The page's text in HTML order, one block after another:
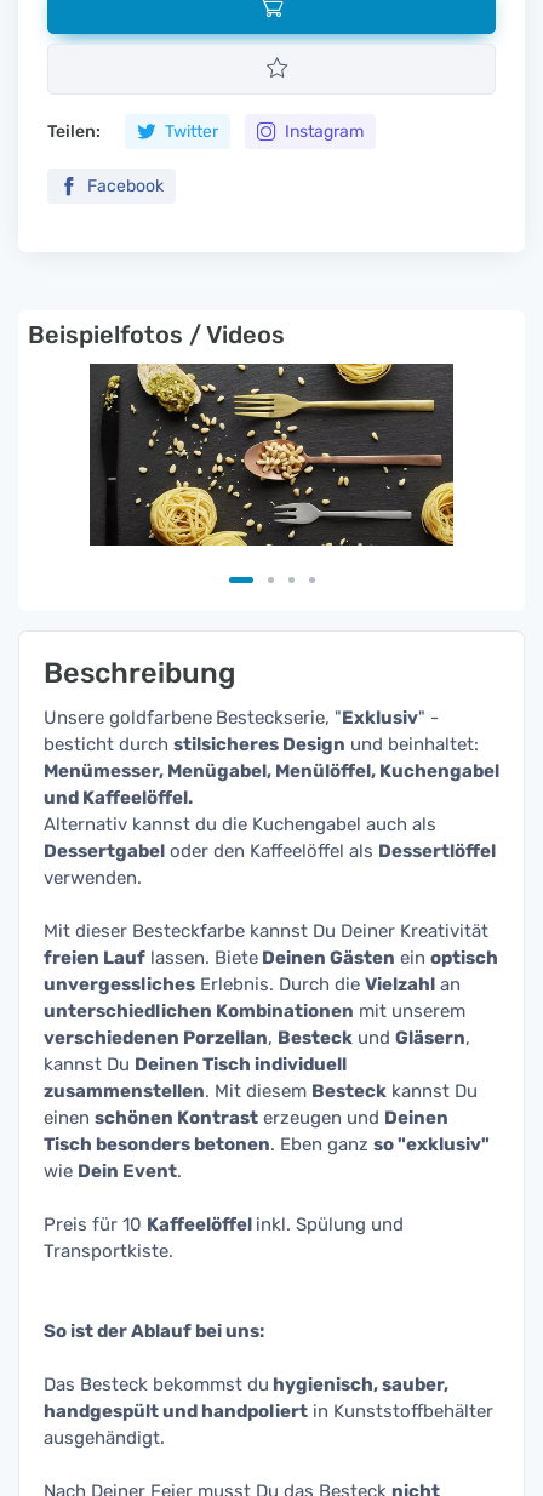
Teilen: Twitter Instagram
Facebook
Beispielfotos / Videos
Beschreibung
Unsere goldfarbene Besteckserie, "Exklusiv" -
besticht durch stilsicheres Design und beinhaltet:
Menümesser, Menügabel, Menülöffel, Kuchengabel
und Kaffeelöffel.
Alternativ kannst du die Kuchengabel auch als
Dessertgabel oder den Kaffeelöffel als Dessertlöffel
verwenden.
Mit dieser Besteckfarbe kannst Du Deiner Kreativität
freien Lauf lassen. Biete Deinen Gästen ein optisch
unvergessliches Erlebnis. Durch die Vielzahl an
unterschiedlichen Kombinationen mit unserem
verschiedenen Porzellan, Besteck und Gläsern,
kannst Du Deinen Tisch individuell
zusammenstellen. Mit diesem Besteck kannst Du
einen schönen Kontrast erzeugen und Deinen
Tisch besonders betonen. Eben ganz so "exklusiv"
wie Dein Event.
Preis für 10 Kaffeelöffel inkl. Spülung und
Transportkiste.
So ist der Ablauf bei uns:
Das Besteck bekommst du hygienisch, sauber,
handgespült und handpoliert in Kunststoffbehälter
ausgehändigt.
Nach Deiner Feier musst Du das Besteck nicht